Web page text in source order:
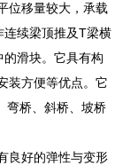
位移量较大，承载
连续梁顶推及T梁横
滑块。它具有构
装方便等优点。它
弯桥、斜桥、坡桥
良好的弹性与变形